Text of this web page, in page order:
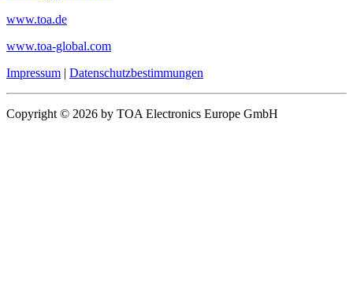
www.toa.de
www.toa-global.com
Impressum | Datenschutzbestimmungen
Copyright © 2026 by TOA Electronics Europe GmbH